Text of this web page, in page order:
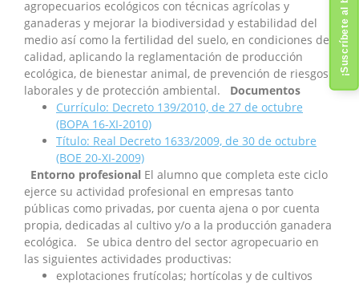
agropecuarios ecológicos con técnicas agrícolas y
ganaderas y mejorar la biodiversidad y estabilidad del
medio así como la fertilidad del suelo, en condiciones de
calidad, aplicando la reglamentación de producción
ecológica, de bienestar animal, de prevención de riesgos
laborales y de protección ambiental.
Documentos
Currículo: Decreto 139/2010, de 27 de octubre
(BOPA 16-XI-2010)
Título: Real Decreto 1633/2009, de 30 de octubre
(BOE 20-XI-2009)
Entorno profesional El alumno que completa este ciclo
ejerce su actividad profesional en empresas tanto
públicas como privadas, por cuenta ajena o por cuenta
propia, dedicadas al cultivo y/o a la producción ganadera
ecológica. Se ubica dentro del sector agropecuario en
las siguientes actividades productivas:
explotaciones frutícolas; hortícolas y de cultivos